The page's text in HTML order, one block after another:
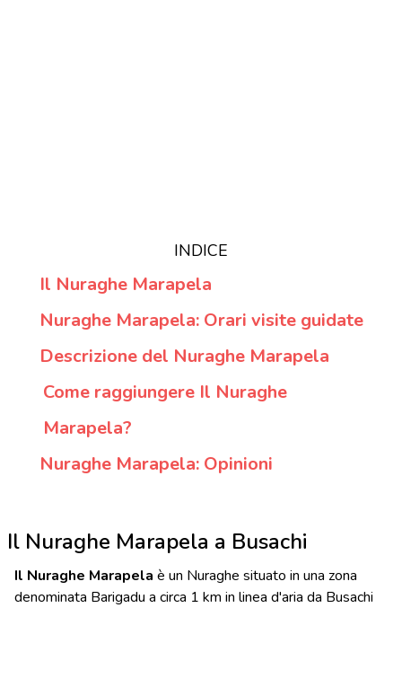
INDICE
Il Nuraghe Marapela
Nuraghe Marapela: Orari visite guidate
Descrizione del Nuraghe Marapela
Come raggiungere Il Nuraghe
Marapela?
Nuraghe Marapela: Opinioni
Il Nuraghe Marapela a Busachi
Il Nuraghe Marapela è un Nuraghe situato in una zona
denominata Barigadu a circa 1 km in linea d'aria da Busachi